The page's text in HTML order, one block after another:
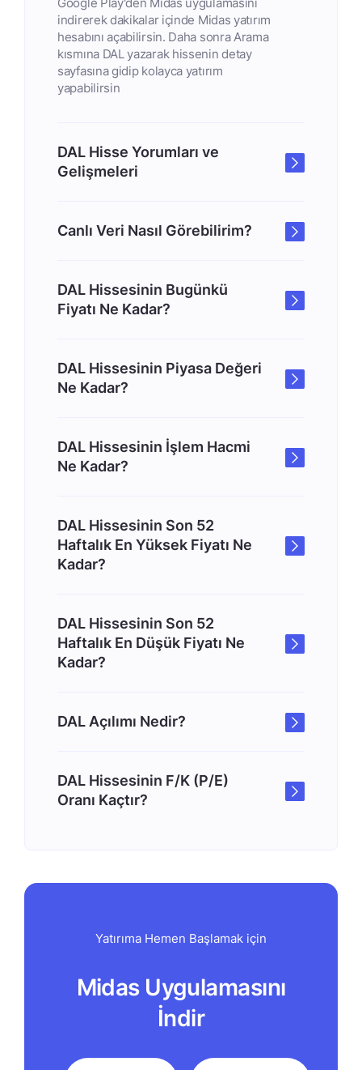
indirerek dakikalar içinde Midas yatırım
hesabını açabilirsin. Daha sonra Arama
kısmına DAL yazarak hissenin detay
sayfasına gidip kolayca yatırım
yapabilirsin
DAL Hisse Yorumları ve
Gelişmeleri
Canlı Veri Nasıl Görebilirim?
DAL Hissesinin Bugünkü
Fiyatı Ne Kadar?
DAL Hissesinin Piyasa Değeri
Ne Kadar?
DAL Hissesinin İşlem Hacmi
Ne Kadar?
DAL Hissesinin Son 52
Haftalık En Yüksek Fiyatı Ne
Kadar?
DAL Hissesinin Son 52
Haftalık En Düşük Fiyatı Ne
Kadar?
DAL Açılımı Nedir?
DAL Hissesinin F/K (P/E)
Oranı Kaçtır?
Yatırıma Hemen Başlamak için
Midas Uygulamasını
İndir